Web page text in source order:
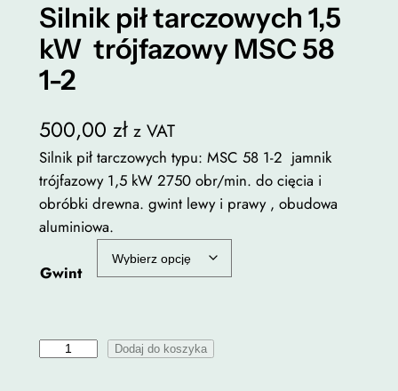
Silnik pił tarczowych 1,5
kW trójfazowy MSC 58
1-2
500,00 zł z VAT
Silnik pił tarczowych typu: MSC 58 1-2 jamnik
trójfazowy 1,5 kW 2750 obr/min. do cięcia i
obróbki drewna. gwint lewy i prawy , obudowa
aluminiowa.
Gwint
Dodaj do koszyka